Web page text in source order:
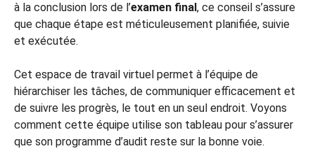
à la conclusion lors de l’examen final, ce conseil s’assure
que chaque étape est méticuleusement planifiée, suivie
et exécutée.
Cet espace de travail virtuel permet à l’équipe de
hiérarchiser les tâches, de communiquer efficacement et
de suivre les progrès, le tout en un seul endroit. Voyons
comment cette équipe utilise son tableau pour s’assurer
que son programme d’audit reste sur la bonne voie.